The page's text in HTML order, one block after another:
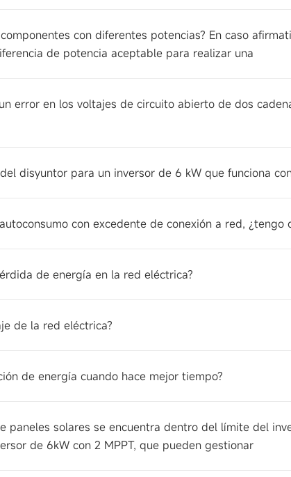
con diferentes potencias? En caso
de potencia aceptable para realizar una
error en los voltajes de circuito abierto de dos
disyuntor para un inversor de 6 kW que funciona
con excedente de conexión a red, ¿tengo
de energía en la red eléctrica?
de la red eléctrica?
de energía cuando hace mejor tiempo?
solares se encuentra dentro del límite del
de 6kW con 2 MPPT, que pueden gestionar